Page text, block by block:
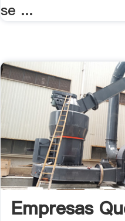
se ...
Empresas